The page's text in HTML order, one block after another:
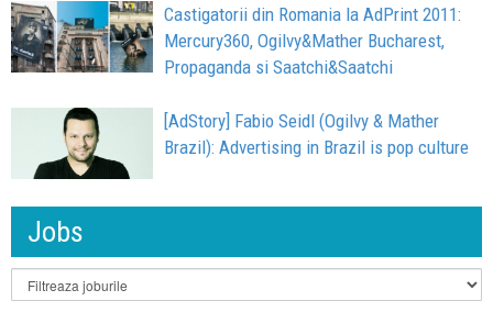
Castigatorii din Romania la AdPrint 2011:
Mercury360, Ogilvy&Mather Bucharest,
Propaganda si Saatchi&Saatchi
[AdStory] Fabio Seidl (Ogilvy & Mather
Brazil): Advertising in Brazil is pop culture
Jobs